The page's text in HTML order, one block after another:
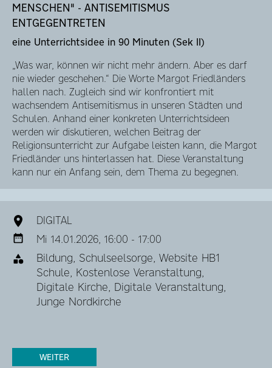
MENSCHEN" - ANTISEMITISMUS
ENTGEGENTRETEN
eine Unterrichtsidee in 90 Minuten (Sek II)
„Was war, können wir nicht mehr ändern. Aber es darf
nie wieder geschehen.“ Die Worte Margot Friedländers
hallen nach. Zugleich sind wir konfrontiert mit
wachsendem Antisemitismus in unseren Städten und
Schulen. Anhand einer konkreten Unterrichtsideen
werden wir diskutieren, welchen Beitrag der
Religionsunterricht zur Aufgabe leisten kann, die Margot
Friedländer uns hinterlassen hat. Diese Veranstaltung
kann nur ein Anfang sein, dem Thema zu begegnen.
DIGITAL
Mi 14.01.2026, 16:00 - 17:00
Bildung, Schulseelsorge, Website HB1
Schule, Kostenlose Veranstaltung,
Digitale Kirche, Digitale Veranstaltung,
Junge Nordkirche
WEITER